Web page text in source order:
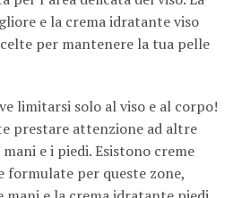
e la crema idratante viso
per mantenere la tua pelle
limitarsi solo al viso e al corpo!
prestare attenzione ad altre
e i piedi. Esistono creme
per queste zone,